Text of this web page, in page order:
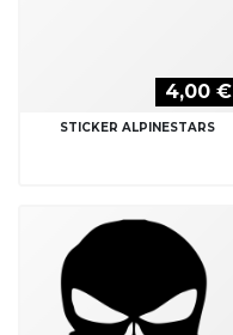
4,00 €
STICKER ALPINESTARS